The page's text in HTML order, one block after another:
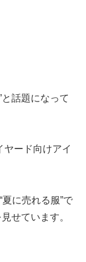
と話題になって
ヤード向けアイ
に売れる服”で
せています。